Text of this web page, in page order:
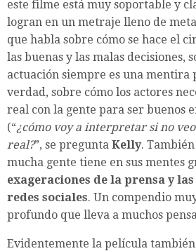
este filme está muy soportable y
logran en un metraje lleno de
que habla sobre cómo se hace el
las buenas y las malas decisiones,
actuación siempre es una mentira
verdad, sobre cómo los actores
real con la gente para ser buenos
(“¿cómo voy a interpretar si no
real?”, se pregunta Kelly.
mucha gente tiene en sus mentes
exageraciones de la prensa y
redes sociales. Un compendio
profundo que lleva a muchos
Evidentemente la película